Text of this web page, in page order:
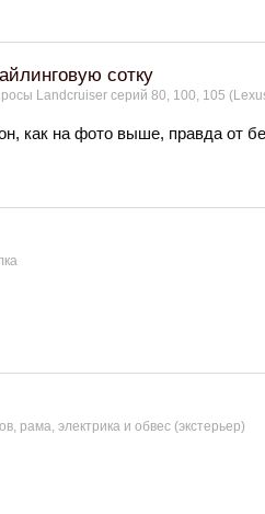
сотку
Landcruiser серий 80, 100, 105
как на фото выше, правда от
рама, электрика и обвес (экстерьер)